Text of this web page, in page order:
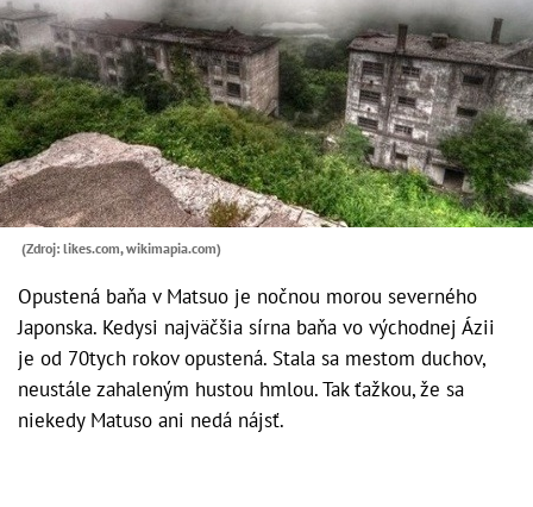
(Zdroj: likes.com, wikimapia.com)
Opustená baňa v Matsuo je nočnou morou severného
Japonska. Kedysi najväčšia sírna baňa vo východnej Ázii
je od 70tych rokov opustená. Stala sa mestom duchov,
neustále zahaleným hustou hmlou. Tak ťažkou, že sa
niekedy Matuso ani nedá nájsť.